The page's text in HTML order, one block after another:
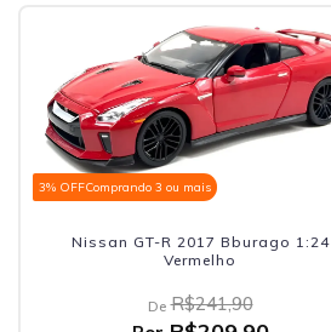
3% OFFComprando 3 ou mais
Nissan GT-R 2017 Bburago 1:24
Vermelho
De R$241,90